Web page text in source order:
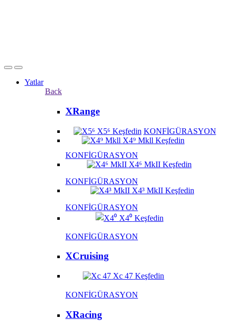
Yatlar
Back
XRange
X5⁶ Keşfedin KONFİGÜRASYON
X4⁹ Mkll Keşfedin
KONFİGÜRASYON
X4⁶ MkII Keşfedin
KONFİGÜRASYON
X4³ MkII Keşfedin
KONFİGÜRASYON
X4⁰ Keşfedin
KONFİGÜRASYON
XCruising
Xc 47 Keşfedin
KONFİGÜRASYON
XRacing